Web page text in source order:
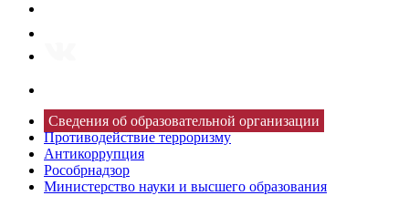
Сведения об образовательной организации
Противодействие терроризму
Антикоррупция
Рособрнадзор
Министерство науки и высшего образования